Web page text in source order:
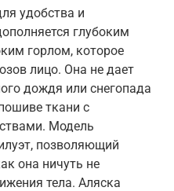
удобства и
глубоким
горлом, которое
лицо. Она не дает
дождя или снегопада
ткани с
Модель
позволяющий
она ничуть не
тела. Аляска